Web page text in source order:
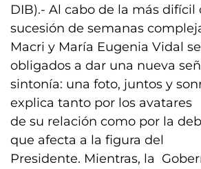
DIB).- Al cabo de la más difícil
sucesión de semanas
Macri y María Eugenia Vidal
obligados a dar una nueva
sintonía: una foto, juntos y
explica tanto por los avatares
de su relación como por la
que afecta a la figura del
Presidente. Mientras, la